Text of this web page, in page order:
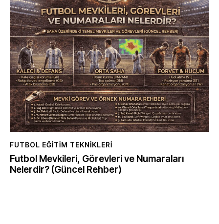
FUTBOL EĞITIM TEKNIKLERI
Futbol Mevkileri, Görevleri ve Numaraları
Nelerdir? (Güncel Rehber)